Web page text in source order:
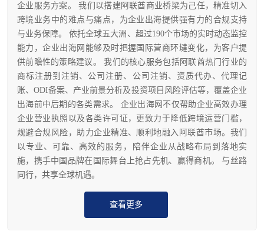
企业服务方案。 我们以搭建阿联酋商业桥梁为己任，精准切入
跨境业务中的难点与痛点，为企业出海提供强有力的合规支持
与业务保障。 依托全球五大洲、超过190个市场的实时动态监控
能力，企业出海网能够及时把握国际营商环墶变化，为客户提
供前瞻性的策略建议。 我们的核心服务包括阿联酋热门行业的
商标注册到注销、公司注册、公司注销、资质代办、代理记
账、ODI备案、产业前景分析及投资项目风险评估等，覆盖企业
出海前中后期的各类需求。 企业出海网不仅帮助企业高效办理
企业营业执照以及各类许可证，更致力于降低跨境运营门槛，
规避合规风险，助力企业精准、顺利地融入阿联酋市场。我们
以专业、可靠、高效的服务，陪伴企业从战略布局到落地实
施，携手中国品牌在国际舞台上抢占先机、赢得商机。 与丝路
同行，共享全球机遇。
查看更多